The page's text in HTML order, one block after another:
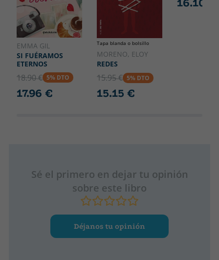
EMMA GIL
SI FUÉRAMOS
ETERNOS
18.90 € 5% DTO
17.96 €
Tapa blanda o bolsillo
MORENO, ELOY
REDES
15.95 € 5% DTO
15.15 €
16.10 €
Sé el primero en dejar tu opinión
sobre este libro
Déjanos tu opinión